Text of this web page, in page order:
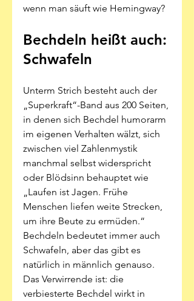
wenn man säuft wie Hemingway?
Bechdeln heißt auch:
Schwafeln
Unterm Strich besteht auch der
„Superkraft“-Band aus 200 Seiten,
in denen sich Bechdel humorarm
im eigenen Verhalten wälzt, sich
zwischen viel Zahlenmystik
manchmal selbst widerspricht
oder Blödsinn behauptet wie
„Laufen ist Jagen. Frühe
Menschen liefen weite Strecken,
um ihre Beute zu ermüden.“
Bechdeln bedeutet immer auch
Schwafeln, aber das gibt es
natürlich in männlich genauso.
Das Verwirrende ist: die
verbiesterte Bechdel wirkt in